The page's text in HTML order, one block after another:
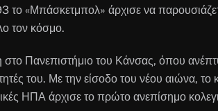
το «Μπάσκετμπολ» άρχισε να
τον κόσμο.
Πανεπιστήμιο του Κάνσας, όπου
του. Με την είσοδο του νέου αιώνα, το
ΗΠΑ άρχισε το πρώτο ανεπίσημο